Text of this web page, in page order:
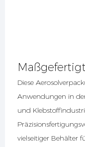
Diese
Anwendungen in
und
vielseitiger Behälter